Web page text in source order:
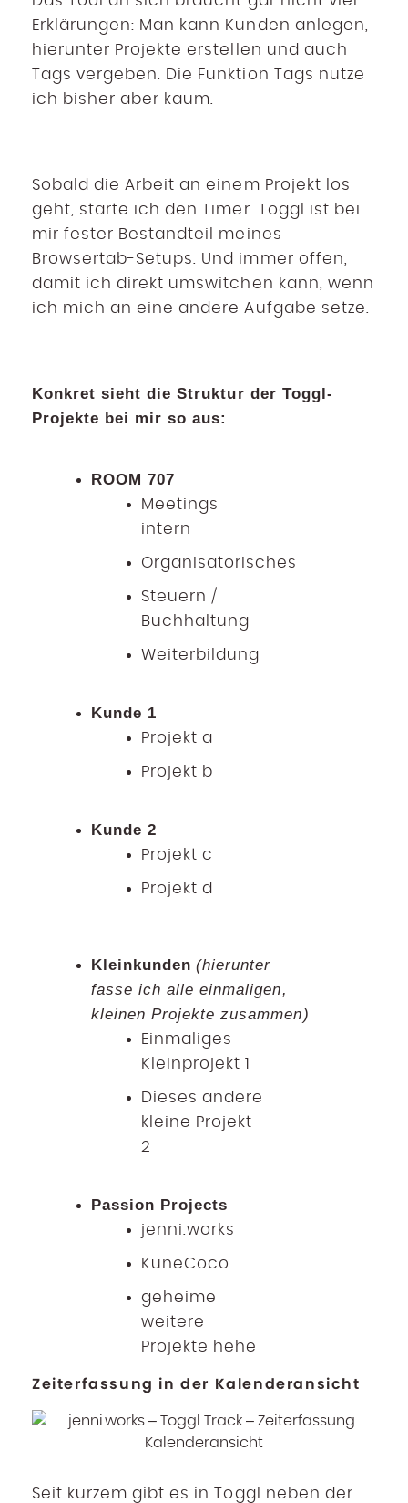
Erklärungen: Man kann Kunden anlegen,
hierunter Projekte erstellen und auch
Tags vergeben. Die Funktion Tags nutze
ich bisher aber kaum.
Sobald die Arbeit an einem Projekt los
geht, starte ich den Timer. Toggl ist bei
mir fester Bestandteil meines
Browsertab-Setups. Und immer offen,
damit ich direkt umswitchen kann, wenn
ich mich an eine andere Aufgabe setze.
Konkret sieht die Struktur der Toggl-
Projekte bei mir so aus:
ROOM 707
Meetings
intern
Organisatorisches
Steuern /
Buchhaltung
Weiterbildung
Kunde 1
Projekt a
Projekt b
Kunde 2
Projekt c
Projekt d
Kleinkunden (hierunter
fasse ich alle einmaligen,
kleinen Projekte zusammen)
Einmaliges
Kleinprojekt 1
Dieses andere
kleine Projekt
2
Passion Projects
jenni.works
KuneCoco
geheime
weitere
Projekte hehe
Zeiterfassung in der Kalenderansicht
Seit kurzem gibt es in Toggl neben der